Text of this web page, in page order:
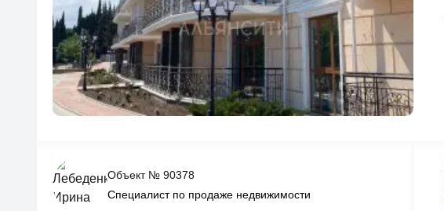
Объект № 90378
Специалист по продаже недвижимости